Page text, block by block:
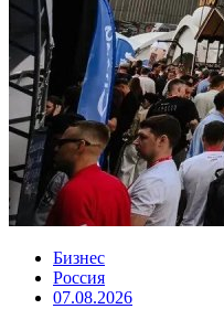
Бизнес
Россия
07.08.2026